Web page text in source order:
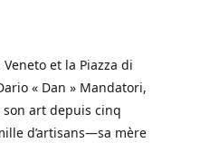
et la Piazza di
« Dan » Mandatori,
art depuis cinq
d’artisans—sa mère